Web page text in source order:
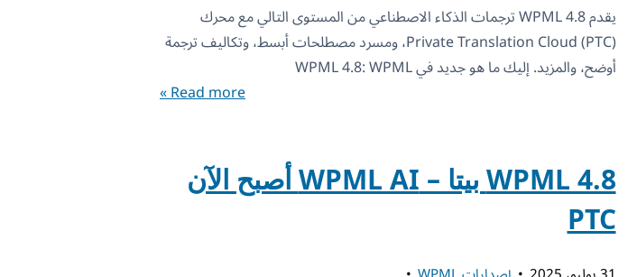
يقدم WPML 4.8 ترجمات الذكاء الاصطناعي من المستوى التالي مع محرك
Private Translation Cloud (PTC)، ومسرد مصطلحات أبسط، وتكاليف ترجمة
أوضح، والمزيد. إليك ما هو جديد في WPML 4.8: WPML
Read more »
WPML 4.8 بيتا – WPML AI أصبح الآن
PTC